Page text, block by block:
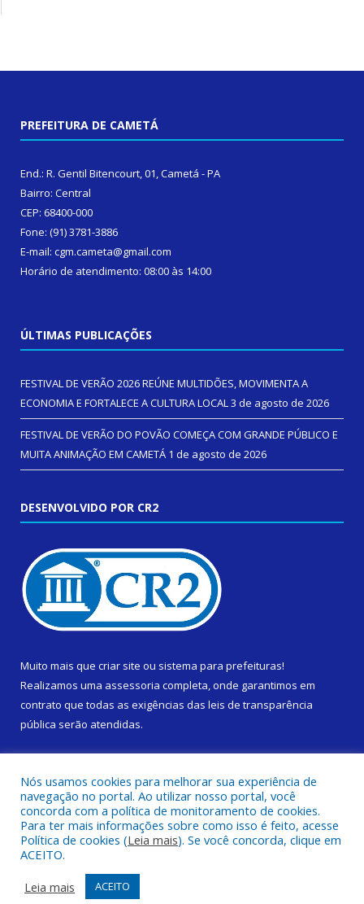
PREFEITURA DE CAMETÁ
End.: R. Gentil Bitencourt, 01, Cametá - PA
Bairro: Central
CEP: 68400-000
Fone: (91) 3781-3886
E-mail: cgm.cameta@gmail.com
Horário de atendimento: 08:00 às 14:00
ÚLTIMAS PUBLICAÇÕES
FESTIVAL DE VERÃO 2026 REÚNE MULTIDÕES, MOVIMENTA A
ECONOMIA E FORTALECE A CULTURA LOCAL3 de agosto de 2026
FESTIVAL DE VERÃO DO POVÃO COMEÇA COM GRANDE PÚBLICO E
MUITA ANIMAÇÃO EM CAMETÁ 1 de agosto de 2026
DESENVOLVIDO POR CR2
Muito mais que criar site ou sistema para prefeituras!
Realizamos uma assessoria completa, onde garantimos em
contrato que todas as exigências das leis de transparência
pública serão atendidas.
Todos os direitos reservados a Prefeitura Municipal de Cametá.
Mapa do Site
Acessar Área Administrativa
Acessar Webmail
Nós usamos cookies para melhorar sua experiência de
navegação no portal. Ao utilizar nosso portal, você
concorda com a política de monitoramento de cookies.
Para ter mais informações sobre como isso é feito, acesse
Política de cookies (Leia mais). Se você concorda, clique em
ACEITO.
Leia mais
ACEITO